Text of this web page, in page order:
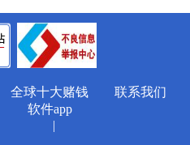
全球十大赌钱
软件app
|
联系我们